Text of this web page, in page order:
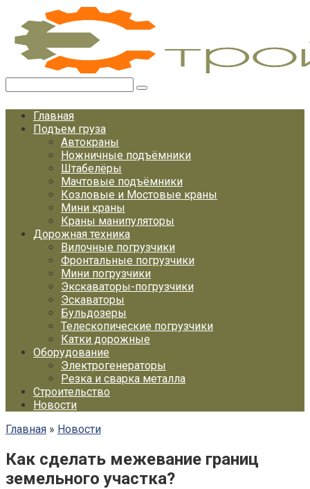
Перейти
контенту
Главная
Подъем груза
Автокраны
Ножничные подъёмники
Штабелёры
Мачтовые подъёмники
Козловые и Мостовые краны
Мини краны
Краны манипуляторы
Дорожная техника
Вилочные погрузчики
Фронтальные погрузчики
Мини погрузчики
Экскаваторы-погрузчики
Эскаваторы
Бульдозеры
Телескопические погрузчики
Катки дорожные
Оборудование
Электрогенераторы
Резка и сварка металла
Строительство
Новости
Главная » Новости
Как сделать межевание границ
земельного участка?